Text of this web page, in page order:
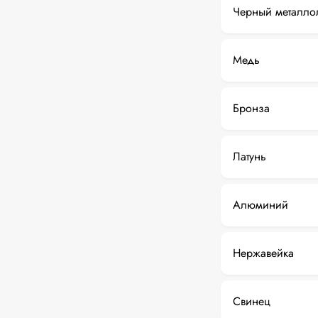
Черный
Медь
Бронза
Латунь
Алюминий
Нержавейка
Свинец